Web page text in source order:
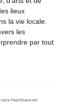
lieux
la vie locale.
les
par tout